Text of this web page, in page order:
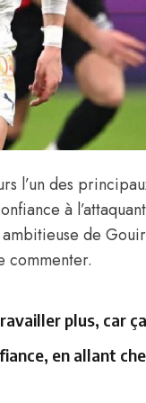
l’un des
à
de
commenter.
plus, car
en allant